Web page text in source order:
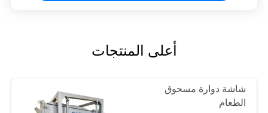
أعلى المنتجات
شاشة دوارة مسحوق
الطعام